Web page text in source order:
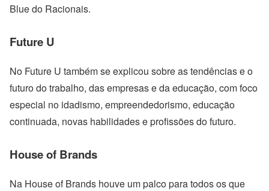
Blue do Racionais.
Future U
No Future U também se explicou sobre as tendências e o
futuro do trabalho, das empresas e da educação, com foco
especial no idadismo, empreendedorismo, educação
continuada, novas habilidades e profissões do futuro.
House of Brands
Na House of Brands houve um palco para todos os que